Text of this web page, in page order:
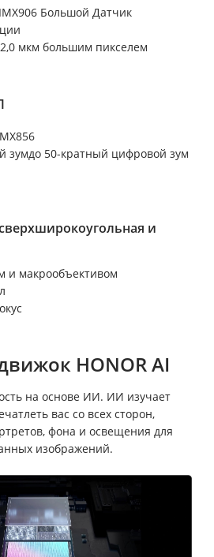
Большой Датчик
мкм большим пикселем
зумдо 50-кратный цифровой зум
и
и макрообъективом
HONOR AI
на основе ИИ. ИИ изучает
вас со всех сторон,
фона и освещения для
изображений.